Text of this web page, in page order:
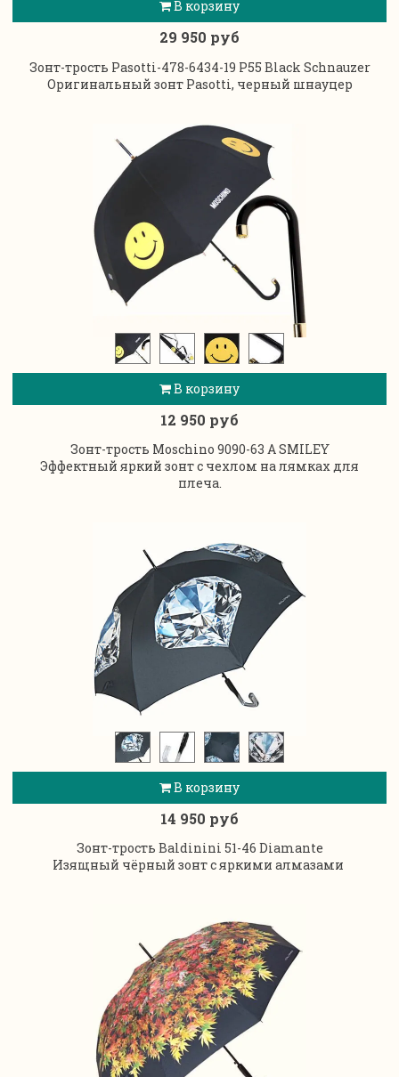
В корзину
29 950 руб
Зонт-трость Pasotti-478-6434-19 P55 Black Schnauzer
Оригинальный зонт Pasotti, черный шнауцер
В корзину
12 950 руб
Зонт-трость Moschino 9090-63 A SMILEY
Эффектный яркий зонт с чехлом на лямках для
плеча.
В корзину
14 950 руб
Зонт-трость Baldinini 51-46 Diamante
Изящный чёрный зонт с яркими алмазами